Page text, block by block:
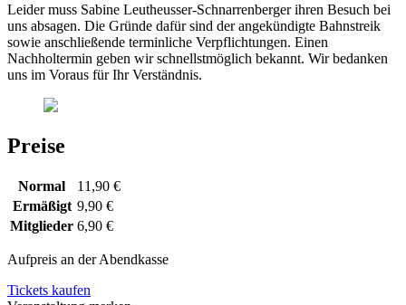
Leider muss Sabine Leutheusser-Schnarrenberger ihren Besuch bei
uns absagen. Die Gründe dafür sind der angekündigte Bahnstreik
sowie anschließende terminliche Verpflichtungen. Einen
Nachholtermin geben wir schnellstmöglich bekannt. Wir bedanken
uns im Voraus für Ihr Verständnis.
Preise
Normal
11,90 €
Ermäßigt 9,90 €
Mitglieder 6,90 €
Aufpreis an der Abendkasse
Tickets kaufen